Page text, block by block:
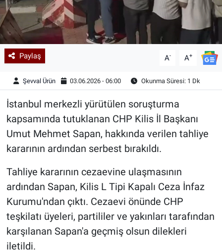
Paylaş A- A+
Şevval Ürün 03.06.2026 - 06:00 Okunma Süresi: 1 Dk
İstanbul merkezli yürütülen soruşturma
kapsamında tutuklanan CHP Kilis İl Başkanı
Umut Mehmet Sapan, hakkında verilen tahliye
kararının ardından serbest bırakıldı.
Tahliye kararının cezaevine ulaşmasının
ardından Sapan, Kilis L Tipi Kapalı Ceza İnfaz
Kurumu'ndan çıktı. Cezaevi önünde CHP
teşkilatı üyeleri, partililer ve yakınları tarafından
karşılanan Sapan'a geçmiş olsun dilekleri
iletildi.
Yazarlar
Astroloji-Rüya